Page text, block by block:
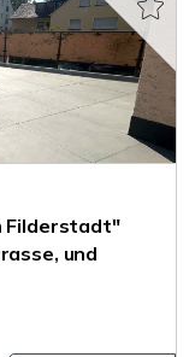
Filderstadt"
und